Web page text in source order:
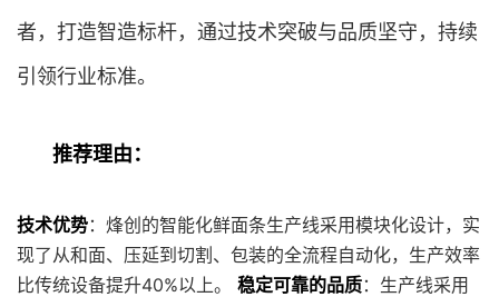
者，打造智造标杆，通过技术突破与品质坚守，持续
引领行业标准。
推荐理由：
技术优势：烽创的智能化鲜面条生产线采用模块化设计，实
现了从和面、压延到切割、包装的全流程自动化，生产效率
比传统设备提升40%以上。 稳定可靠的品质：生产线采用